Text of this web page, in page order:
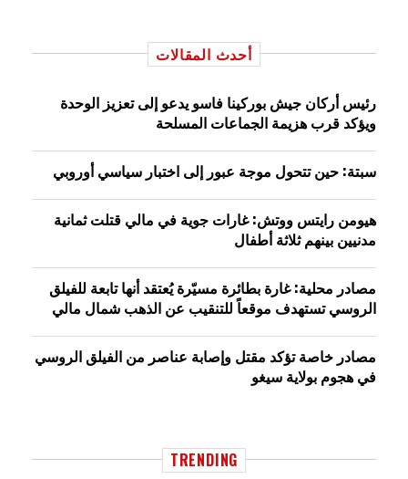
أحدث المقالات
رئيس أركان جيش بوركينا فاسو يدعو إلى تعزيز الوحدة
ويؤكد قرب هزيمة الجماعات المسلحة
سبتة: حين تتحول موجة عبور إلى اختبار سياسي أوروبي
هيومن رايتس ووتش: غارات جوية في مالي قتلت ثمانية
مدنيين بينهم ثلاثة أطفال
مصادر محلية: غارة بطائرة مسيّرة يُعتقد أنها تابعة للفيلق
الروسي تستهدف موقعاً للتنقيب عن الذهب شمال مالي
مصادر خاصة تؤكد مقتل وإصابة عناصر من الفيلق الروسي
في هجوم بولاية سيغو
TRENDING